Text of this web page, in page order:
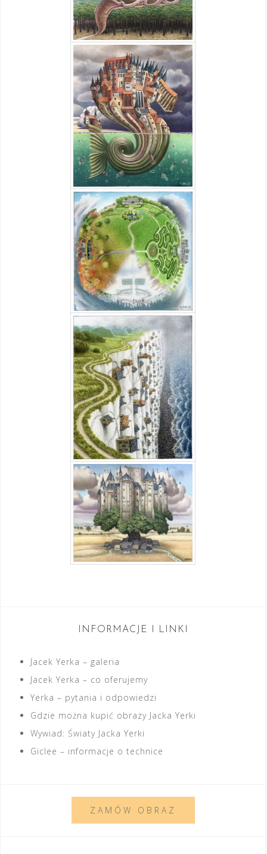
INFORMACJE I LINKI
Jacek Yerka – galeria
Jacek Yerka – co oferujemy
Yerka – pytania i odpowiedzi
Gdzie można kupić obrazy Jacka Yerki
Wywiad: Światy Jacka Yerki
Giclee – informacje o technice
ZAMÓW OBRAZ